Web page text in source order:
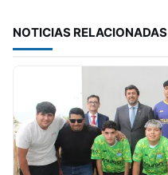
NOTICIAS RELACIONADAS